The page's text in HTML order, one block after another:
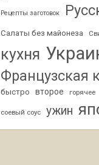
Рецепты заготовок
Салаты без майонеза
кухня
Французская
быстро второе горячее
соевый соус ужин